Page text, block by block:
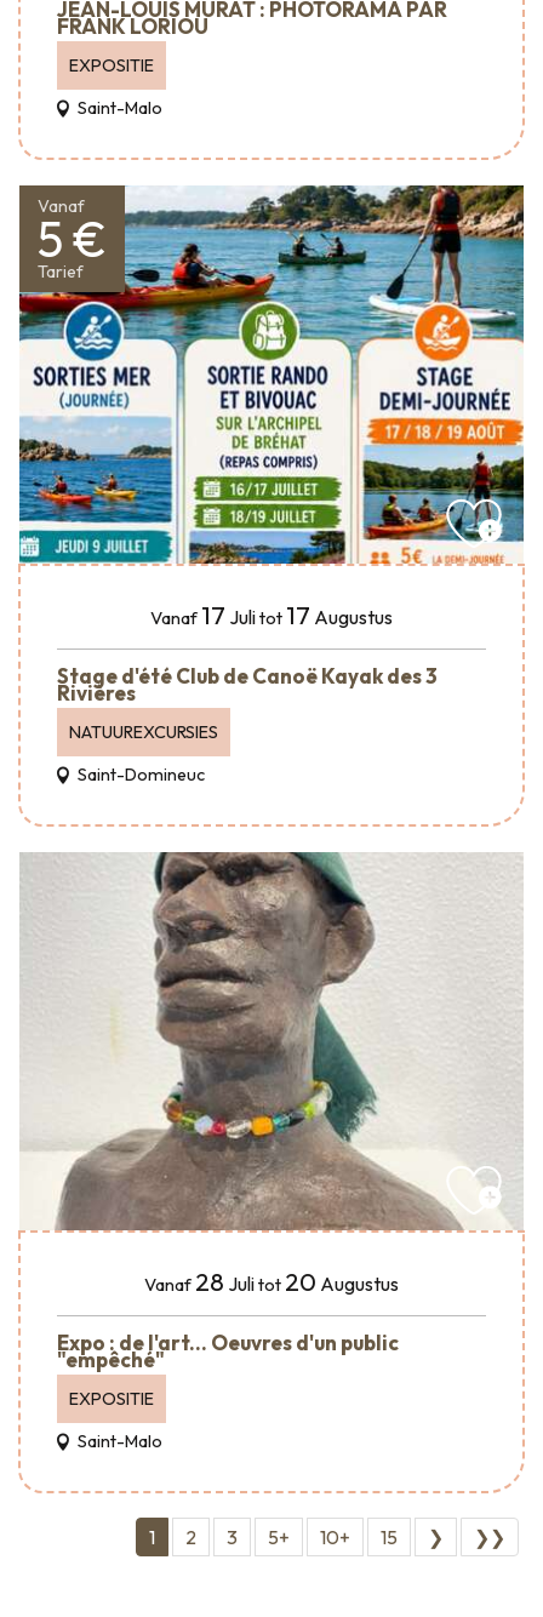
JEAN-LOUIS MURAT : PHOTORAMA PAR
FRANK LORIOU
EXPOSITIE
Saint-Malo
Vanaf
5 €
Tarief
Vanaf 17 Julitot 17 Augustus
Stage d'été Club de Canoë Kayak des 3
Rivières
NATUUREXCURSIES
Saint-Domineuc
Vanaf 28 Julitot 20 Augustus
Expo : de l'art... Oeuvres d'un public
"empêché"
EXPOSITIE
Saint-Malo
1 2 3 5+ 10+ 15 ❯ ❯❯